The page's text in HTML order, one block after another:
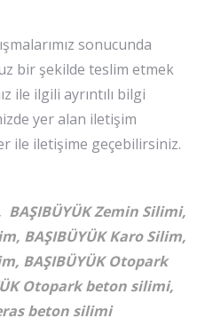
sonucunda
bir şekilde teslim etmek
ile ilgili ayrıntılı bilgi
yer alan iletişim
ile iletişime geçebilirsiniz.
Zemin Silimi,
BAŞIBÜYÜK Karo Silim,
BAŞIBÜYÜK Otopark
Otopark beton silimi,
beton silimi